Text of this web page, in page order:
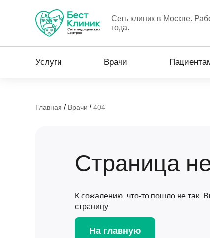
Сеть клиник в Москве.
года.
Услуги Врачи
Главная / Врачи /404
Страница
К сожалению, что-то пошло не так.
страницу
На главную